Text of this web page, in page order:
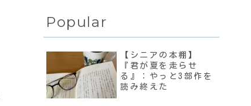
Popular
【シニアの本棚】
『君が夏を走らせ
る』：やっと3部作を
読み終えた